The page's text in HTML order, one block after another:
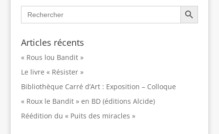
Search
for:
Search Button
Articles récents
« Rous lou Bandit »
Le livre « Résister »
Bibliothèque Carré d’Art : Exposition – Colloque
« Roux le Bandit » en BD (éditions Alcide)
Réédition du « Puits des miracles »